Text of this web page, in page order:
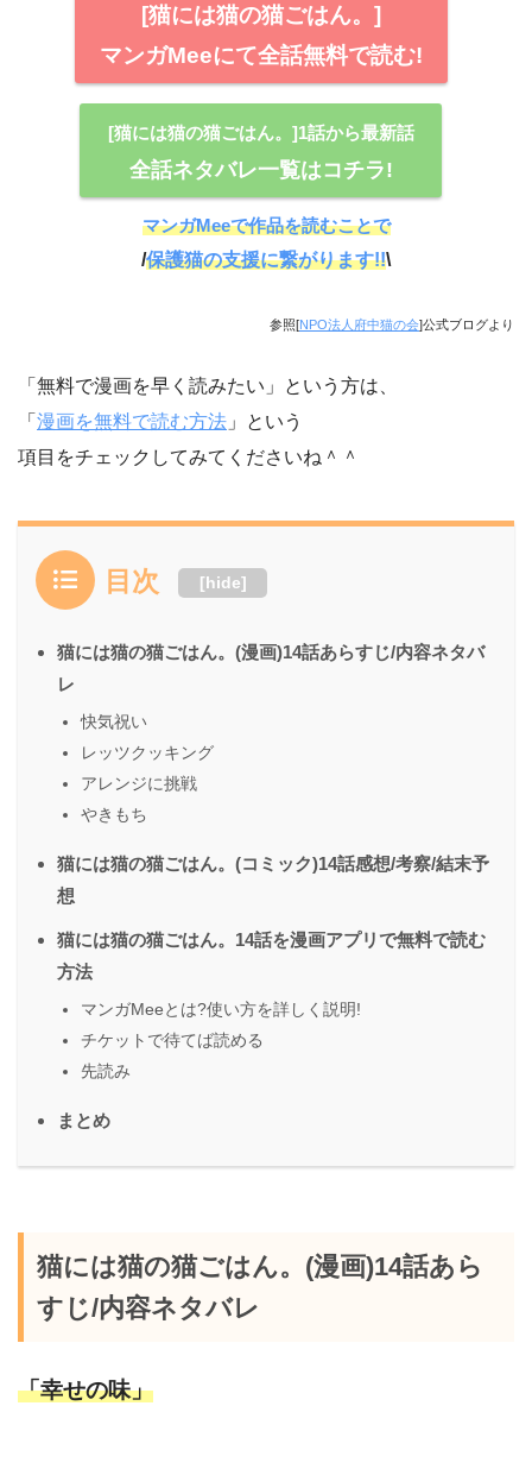
[猫には猫の猫ごはん。]
マンガMeeにて全話無料で読む!
[猫には猫の猫ごはん。]1話から最新話
全話ネタバレ一覧はコチラ!
マンガMeeで作品を読むことで
/保護猫の支援に繋がります!!\
参照[NPO法人府中猫の会]公式ブログより
「無料で漫画を早く読みたい」という方は、
「 漫画を無料で読む方法 」という
項目をチェックしてみてくださいね＾＾
目次 [hide]
猫には猫の猫ごはん。(漫画)14話あらすじ/内容ネタバ
レ
快気祝い
レッツクッキング
アレンジに挑戦
やきもち
猫には猫の猫ごはん。(コミック)14話感想/考察/結末予
想
猫には猫の猫ごはん。14話を漫画アプリで無料で読む
方法
マンガMeeとは?使い方を詳しく説明!
チケットで待てば読める
先読み
まとめ
猫には猫の猫ごはん。(漫画)14話あら
すじ/内容ネタバレ
「幸せの味」